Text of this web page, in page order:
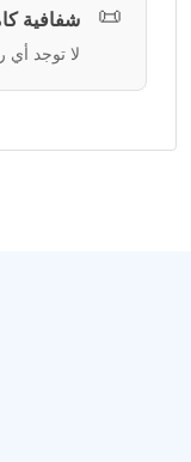
📜 شفافية
لا توجد